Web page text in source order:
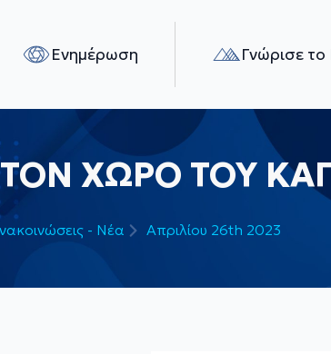
Ενημέρωση Γνώρισε
ΧΩΡΟ ΤΟΥ
- Νέα Απριλίου 26th 2023